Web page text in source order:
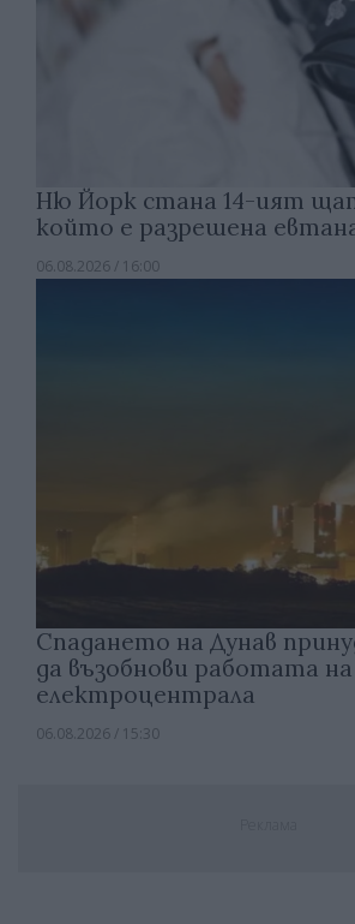
Ню Йорк стана 14-ият
който е разрешена
06.08.2026 / 16:00
Спадането на Дунав
да възобнови работата
електроцентрала
06.08.2026 / 15:30